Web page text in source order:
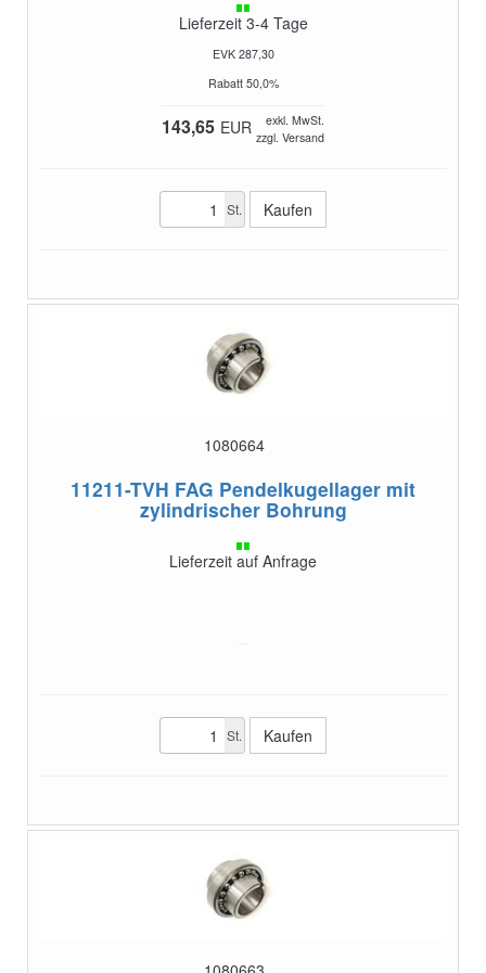
Lieferzeit 3-4 Tage
EVK 287,30
Rabatt 50,0%
143,65 EUR
exkl. MwSt.
zzgl. Versand
St.
1080664
11211-TVH FAG Pendelkugellager mit
zylindrischer Bohrung
Lieferzeit auf Anfrage
St.